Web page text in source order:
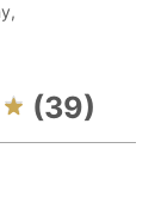
(39)